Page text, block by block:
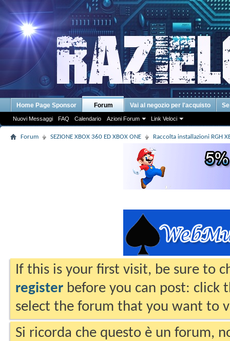
Home Page Sponsor Forum
Nuovi Messaggi FAQ Calendario Azioni Forum Link Veloci
Vai al negozio per l'acquisto
Forum SEZIONE XBOX 360 ED XBOX ONE Raccolta installazioni RGH
If this is your first visit, be sure to
register before you can post: click
select the forum that you want to
Si ricorda che questo è un forum,